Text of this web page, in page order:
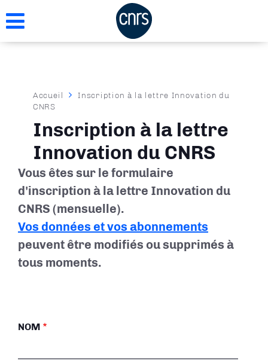
au
Fil
d'Ariane
Accueil
Inscription à la lettre Innovation du
CNRS
Inscription à la lettre
Innovation du CNRS
Vous êtes sur le formulaire
d'inscription à la lettre Innovation du
CNRS (mensuelle).
Vos données et vos abonnements
peuvent être modifiés ou supprimés à
tous moments.
NOM